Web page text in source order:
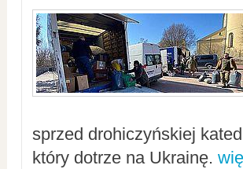
sprzed drohiczyńskiej
który dotrze na Ukrainę.